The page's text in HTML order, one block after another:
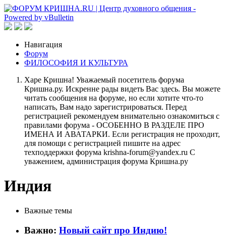
Навигация
Форум
ФИЛОСОФИЯ И КУЛЬТУРА
Харе Кришна! Уважаемый посетитель форума
Кришна.ру. Искренне рады видеть Вас здесь. Вы можете
читать сообщения на форуме, но если хотите что-то
написать, Вам надо зарегистрироваться. Перед
регистрацией рекомендуем внимательно ознакомиться с
правилами форума - ОСОБЕННО В РАЗДЕЛЕ ПРО
ИМЕНА И АВАТАРКИ. Если регистрация не проходит,
для помощи с регистрацией пишите на адрес
техподдержки форума krishna-forum@yandex.ru С
уважением, администрация форума Кришна.ру
Индия
Важные темы
Важно: Новый сайт про Индию!